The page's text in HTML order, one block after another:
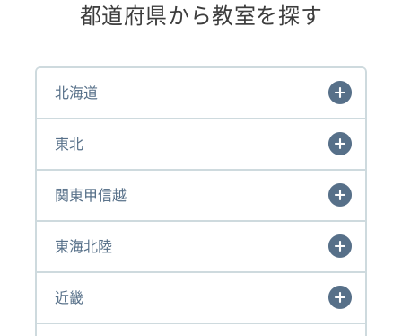
都道府県から教室を探す
北海道
東北
関東甲信越
東海北陸
近畿